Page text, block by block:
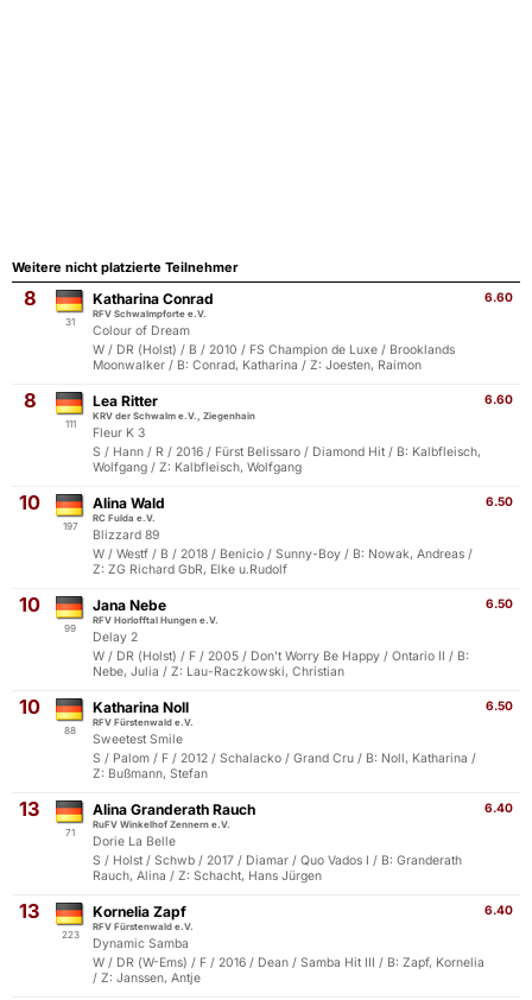
Weitere nicht platzierte Teilnehmer
8
31
6.60
Katharina Conrad
RFV Schwalmpforte e.V.
Colour of Dream
W / DR (Holst) / B / 2010 / FS Champion de Luxe / Brooklands
Moonwalker / B: Conrad, Katharina / Z: Joesten, Raimon
8
111
6.60
Lea Ritter
KRV der Schwalm e.V., Ziegenhain
Fleur K 3
S / Hann / R / 2016 / Fürst Belissaro / Diamond Hit / B: Kalbfleisch,
Wolfgang / Z: Kalbfleisch, Wolfgang
10
197
6.50
Alina Wald
RC Fulda e.V.
Blizzard 89
W / Westf / B / 2018 / Benicio / Sunny-Boy / B: Nowak, Andreas /
Z: ZG Richard GbR, Elke u.Rudolf
10
99
6.50
Jana Nebe
RFV Horlofftal Hungen e.V.
Delay 2
W / DR (Holst) / F / 2005 / Don't Worry Be Happy / Ontario II / B:
Nebe, Julia / Z: Lau-Raczkowski, Christian
10
88
6.50
Katharina Noll
RFV Fürstenwald e.V.
Sweetest Smile
S / Palom / F / 2012 / Schalacko / Grand Cru / B: Noll, Katharina /
Z: Bußmann, Stefan
13
71
6.40
Alina Granderath Rauch
RuFV Winkelhof Zennern e.V.
Dorie La Belle
S / Holst / Schwb / 2017 / Diamar / Quo Vados I / B: Granderath
Rauch, Alina / Z: Schacht, Hans Jürgen
13
223
6.40
Kornelia Zapf
RFV Fürstenwald e.V.
Dynamic Samba
W / DR (W-Ems) / F / 2016 / Dean / Samba Hit III / B: Zapf, Kornelia
/ Z: Janssen, Antje